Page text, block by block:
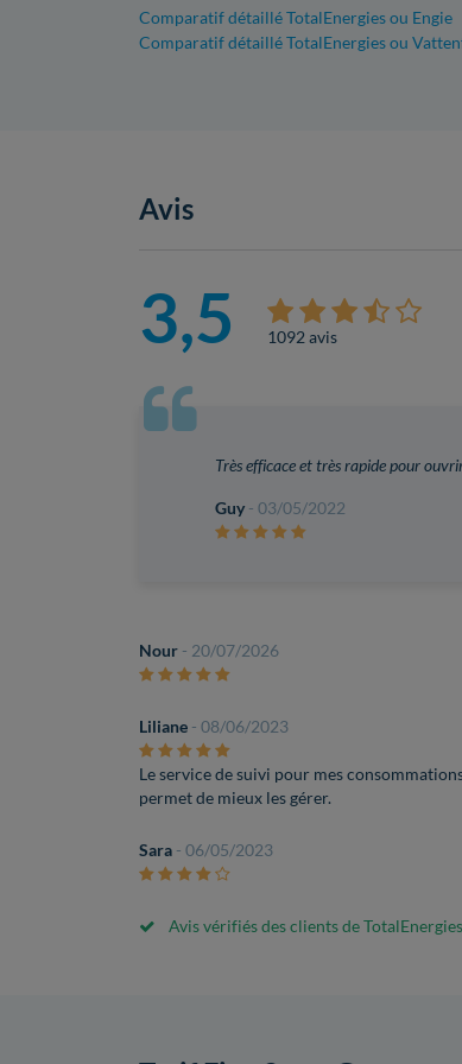
Comparatif détaillé TotalEnergies ou Engie
Comparatif détaillé TotalEnergies ou
Avis
3,5 1092 avis
Très efficace et très rapide pour
Guy - 03/05/2022
Nour - 20/07/2026
Liliane - 08/06/2023
Le service de suivi pour mes
permet de mieux les gérer.
Sara - 06/05/2023
Avis vérifiés des clients de TotalEnergies